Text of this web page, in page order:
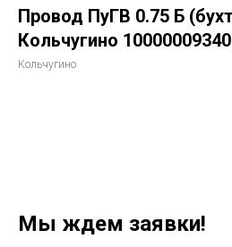
Провод ПуГВ 0.75 Б
Кольчугино
Кольчугино
Мы ждем заявки!